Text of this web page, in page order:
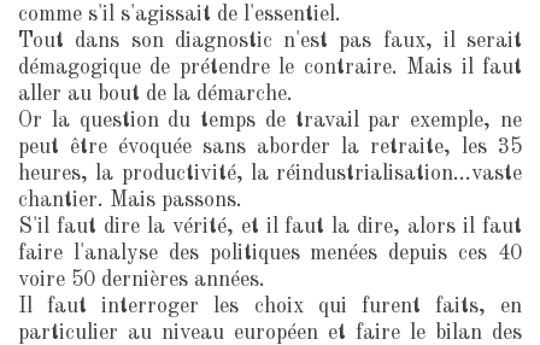
comme s'il s'agissait de l'essentiel.
Tout dans son diagnostic n'est pas faux, il serait
démagogique de prétendre le contraire. Mais il faut
aller au bout de la démarche.
Or la question du temps de travail par exemple, ne
peut être évoquée sans aborder la retraite, les 35
heures, la productivité, la réindustrialisation...vaste
chantier. Mais passons.
S'il faut dire la vérité, et il faut la dire, alors il faut
faire l'analyse des politiques menées depuis ces 40
voire 50 dernières années.
Il faut interroger les choix qui furent faits, en
particulier au niveau européen et faire le bilan des